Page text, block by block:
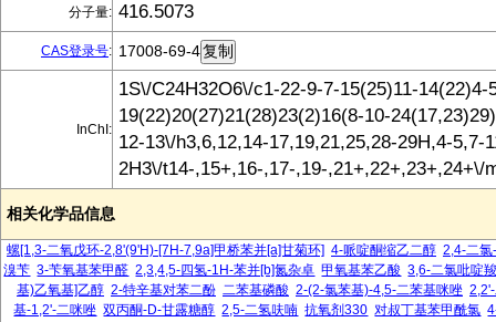
分子量: 416.5073
CAS登录号: 17008-69-4
InChI:
1S\/C24H32O6\/c1-22-9-7-15(25)11-14(22)4-
19(22)20(27)21(28)23(2)16(8-10-
12-13\/h3,6,12,14-17,19,21,25,28-29H,4-5,7-
2H3\/t14-,15+,16-,17-,19-,21+,22+,23+,24+\/
相关化学品信息
螺[1,3-二氧戊环-2,8'(9'H)-[7H-7,9a]甲桥苯并[a]甘菊环] 4-哌啶酮缩乙二醇 2,4-二氯
溴苄 3-苄氧基苯甲醛 2,3,4,5-四氢-1H-苯并[b]氮杂卓 甲氧基苯乙酸 3,6-二氯吡啶
基)乙氧基]乙醇 2-特辛基对苯二酚 二苯基磷酸 2-(2-氯苯基)-4,5-二苯基咪唑
基-1,2'-二咪唑 双丙酮-D-甘露糖醇 2,5-二氢呋喃 抗氧剂330 对叔丁基苯甲酰氯